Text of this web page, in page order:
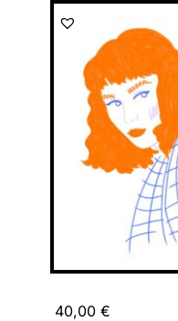
40,00 €